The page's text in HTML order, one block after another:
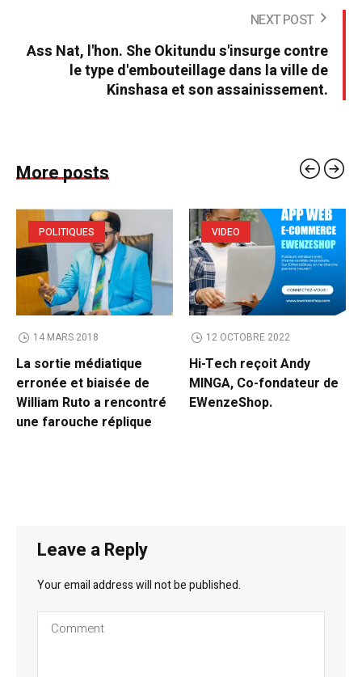
NEXT POST
Ass Nat, l'hon. She Okitundu s'insurge contre
le type d'embouteillage dans la ville de
Kinshasa et son assainissement.
More posts
POLITIQUES
14 MARS 2018
La sortie médiatique
erronée et biaisée de
William Ruto a rencontré
une farouche réplique
VIDEO
12 OCTOBRE 2022
Hi-Tech reçoit Andy
MINGA, Co-fondateur de
EWenzeShop.
Leave a Reply
Your email address will not be published.